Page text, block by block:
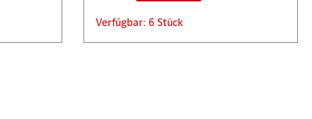
Verfügbar: 6 Stück